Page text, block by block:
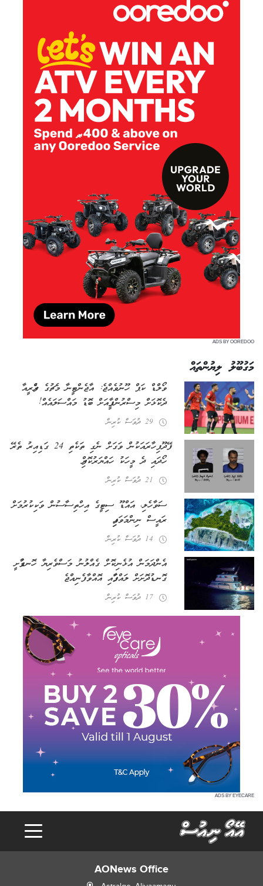
ADS BY OOREDOO
މަގުބޫލު ލިޔުންތައް
ވޯލްޑް ކަޕް ހޫނުވެއްޖެ: އާޖެންޓީނާ މެޗުގެ ރެފްރީއާ
ދެކޮޅަށް މިސްރުން ފީފާއަށް ބޮޑު މައްސަލައެއް!
29 ދުވަސް ކުރިން
ފޭދޫ ފިހާރައަކުން ވަގަށް ނެގި ތަކެތި 24 ގަޑިއިރު ތެރޭ
ހޯދައި ދެ މީހަކު ހައްޔަރުކޮށްފި
21 ދުވަސް ކުރިން
ސަވާހެލި، އައްޑޫ ސިޓީގެ އިހްތިސާސުން ވަކިކުރުމަށް
ރައީސް ނިންމަވައިފި
14 ދުވަސް ކުރިން
އެންދަމަން އުޅެނިކޮށް ގެއްލުނު މަސްވެރިޔާ ހޮނޑާފުށީ
ގޮނޑުދޮށަށް ލައްގާފައި އޮއްވާ ފެނިއްޖެ
17 ދުވަސް ކުރިން
ADS BY EYECARE
AONews Office